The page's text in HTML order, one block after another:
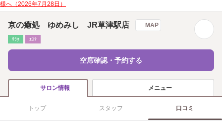
様へ（2026年7月28日）
京の癒処 ゆめみし JR草津駅店 MAP
ﾘﾗｸ ｴｽﾃ
空席確認・予約する
サロン情報 メニュー
トップ スタッフ 口コミ